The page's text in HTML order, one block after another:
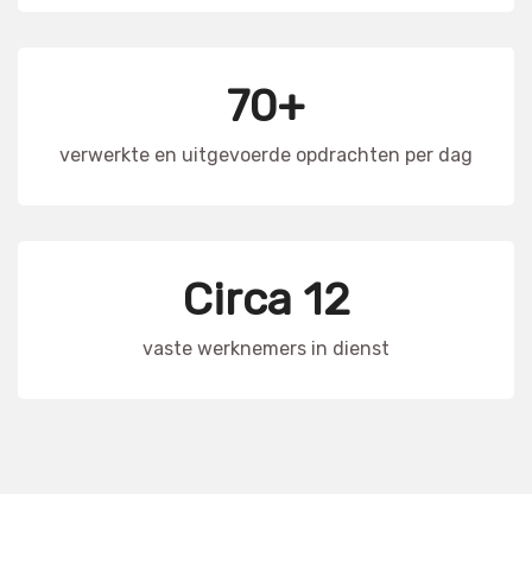
70+
verwerkte en uitgevoerde opdrachten per dag
Circa 12
vaste werknemers in dienst